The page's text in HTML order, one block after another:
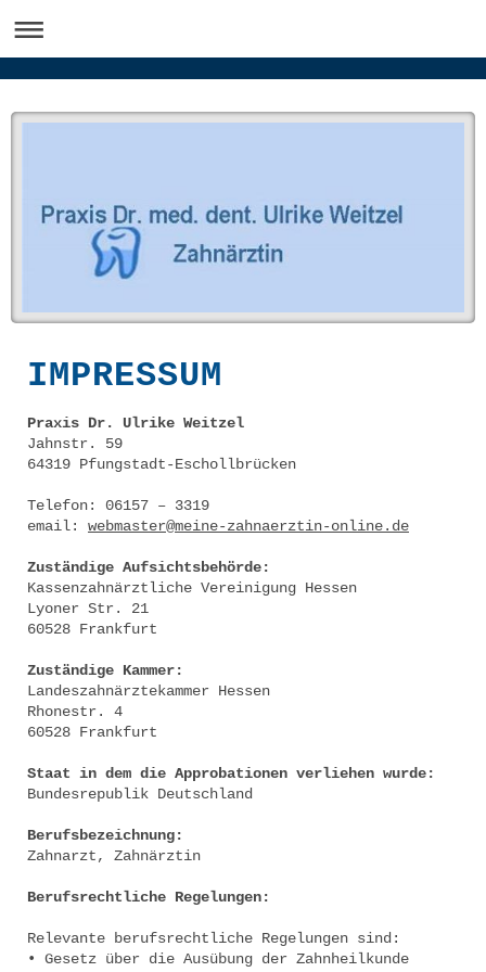
IMPRESSUM
Praxis Dr. Ulrike Weitzel
Jahnstr. 59
64319 Pfungstadt-Eschollbrücken
Telefon: 06157 – 3319
email: webmaster@meine-zahnaerztin-online.de
Zuständige Aufsichtsbehörde:
Kassenzahnärztliche Vereinigung Hessen
Lyoner Str. 21
60528 Frankfurt
Zuständige Kammer:
Landeszahnärztekammer Hessen
Rhonestr. 4
60528 Frankfurt
Staat in dem die Approbationen verliehen wurde:
Bundesrepublik Deutschland
Berufsbezeichnung:
Zahnarzt, Zahnärztin
Berufsrechtliche Regelungen:
Relevante berufsrechtliche Regelungen sind:
• Gesetz über die Ausübung der Zahnheilkunde